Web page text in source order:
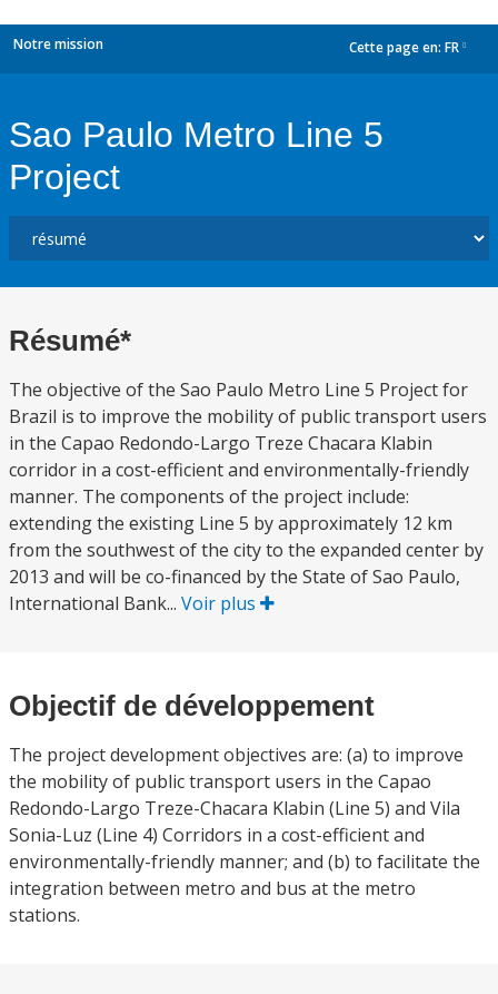
Notre mission Cette page en: FR
Sao Paulo Metro Line 5
Project
Résumé*
The objective of the Sao Paulo Metro Line 5 Project for
Brazil is to improve the mobility of public transport users
in the Capao Redondo-Largo Treze Chacara Klabin
corridor in a cost-efficient and environmentally-friendly
manner. The components of the project include:
extending the existing Line 5 by approximately 12 km
from the southwest of the city to the expanded center by
2013 and will be co-financed by the State of Sao Paulo,
International Bank... Voir plus
Objectif de développement
The project development objectives are: (a) to improve
the mobility of public transport users in the Capao
Redondo-Largo Treze-Chacara Klabin (Line 5) and Vila
Sonia-Luz (Line 4) Corridors in a cost-efficient and
environmentally-friendly manner; and (b) to facilitate the
integration between metro and bus at the metro
stations.